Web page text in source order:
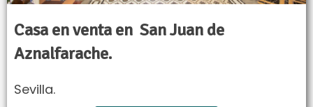
Casa en venta en San Juan de
Aznalfarache.
Sevilla.